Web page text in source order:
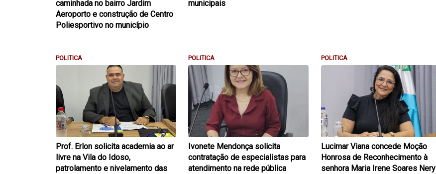
caminhada no bairro Jardim
Aeroporto e construção de Centro
Poliesportivo no município
municipais
POLITICA
Prof. Erlon solicita academia ao ar
livre na Vila do Idoso,
patrolamento e nivelamento das
POLITICA
Ivonete Mendonça solicita
contratação de especialistas para
atendimento na rede pública
POLITICA
Lucimar Viana concede Moção
Honrosa de Reconhecimento à
senhora Maria Irene Soares Nery